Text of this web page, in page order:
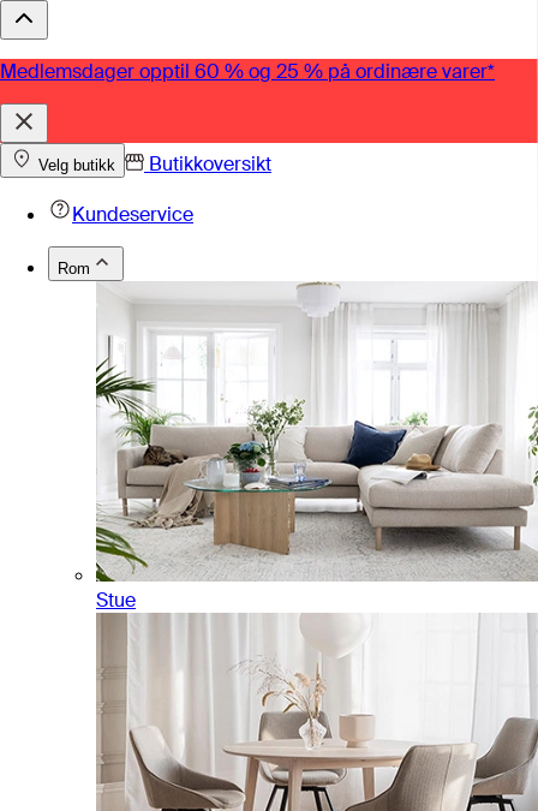
Medlemsdager opptil 60 % og 25 % på ordinære varer*
Velg butikk
Butikkoversikt
Kundeservice
Rom
Stue